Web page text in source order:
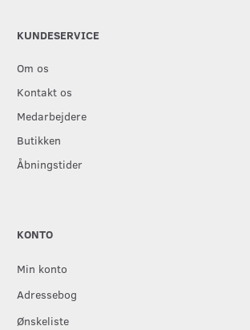
KUNDESERVICE
Om os
Kontakt os
Medarbejdere
Butikken
Åbningstider
KONTO
Min konto
Adressebog
Ønskeliste